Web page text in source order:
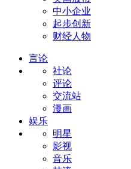
中小企业
起步创新
财经人物
言论
社论
评论
交流站
漫画
娱乐
明星
影视
音乐